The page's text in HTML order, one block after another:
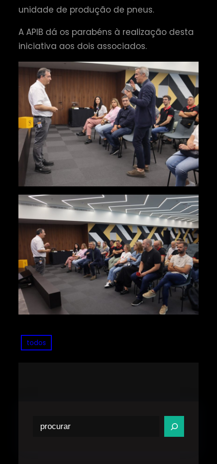
unidade de produção de pneus.
A APIB dá os parabéns à realização desta
iniciativa aos dois associados.
todos